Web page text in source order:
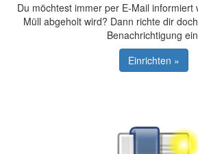
Du möchtest immer per E-Mail informiert
Müll abgeholt wird? Dann richte dir
Benachrichtigung
Einrichten »